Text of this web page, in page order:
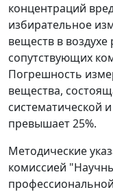
концентраций
избирательное
веществ в
сопутствующих
Погрешность
вещества,
систематической
превышает 25%.
Методические
комиссией